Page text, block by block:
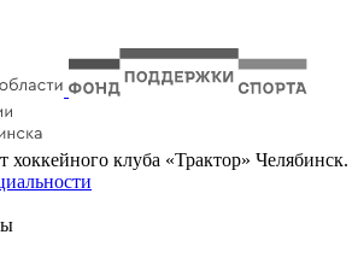
клуба «Трактор» Челябинск.